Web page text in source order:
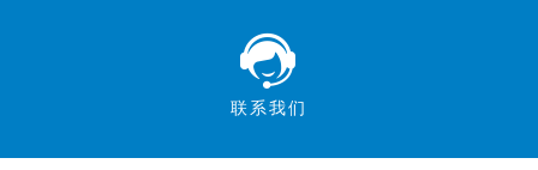
联系我们